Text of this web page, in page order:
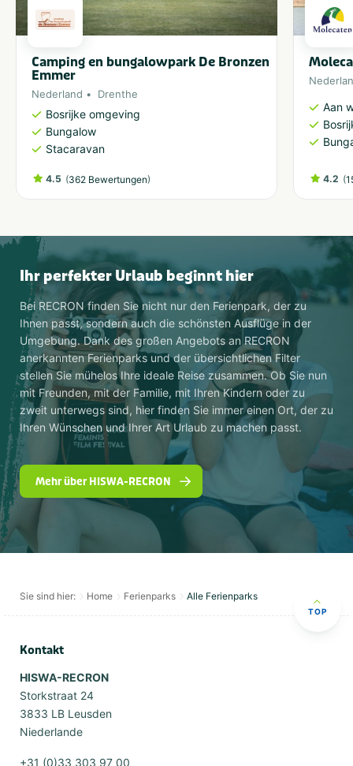
Camping en bungalowpark De Bronzen
Emmer
Nederland Drenthe
Bosrijke omgeving
Bungalow
Stacaravan
4.5 (362 Bewertungen)
Aan
4.2 (
Ihr perfekter Urlaub beginnt hier
Bei RECRON finden Sie nicht nur den Ferienpark, der zu
Ihnen passt, sondern auch die schönsten Ausflüge in der
Umgebung. Dank des großen Angebots an RECRON
anerkannten Ferienparks und der übersichtlichen Filter
stellen Sie mühelos Ihre ideale Reise zusammen. Ob Sie nun
mit Freunden, mit der Familie, mit Ihren Kindern oder zu
zweit unterwegs sind, hier finden Sie immer einen Ort, der zu
Ihren Wünschen und Ihrer Art Urlaub zu machen passt.
Mehr über HISWA-RECRON
Sie sind hier: Home Ferienparks Alle Ferienparks
TOP
Kontakt
HISWA-RECRON
Storkstraat 24
3833 LB Leusden
Niederlande
+31 (0)33 303 97 00